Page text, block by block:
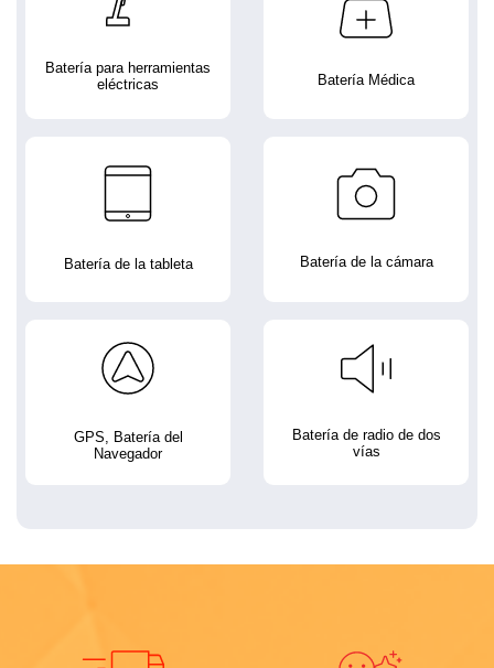
Batería para herramientas
eléctricas
Batería Médica
Batería de la tableta Batería de la cámara
GPS, Batería del
Navegador
Batería de radio de dos
vías